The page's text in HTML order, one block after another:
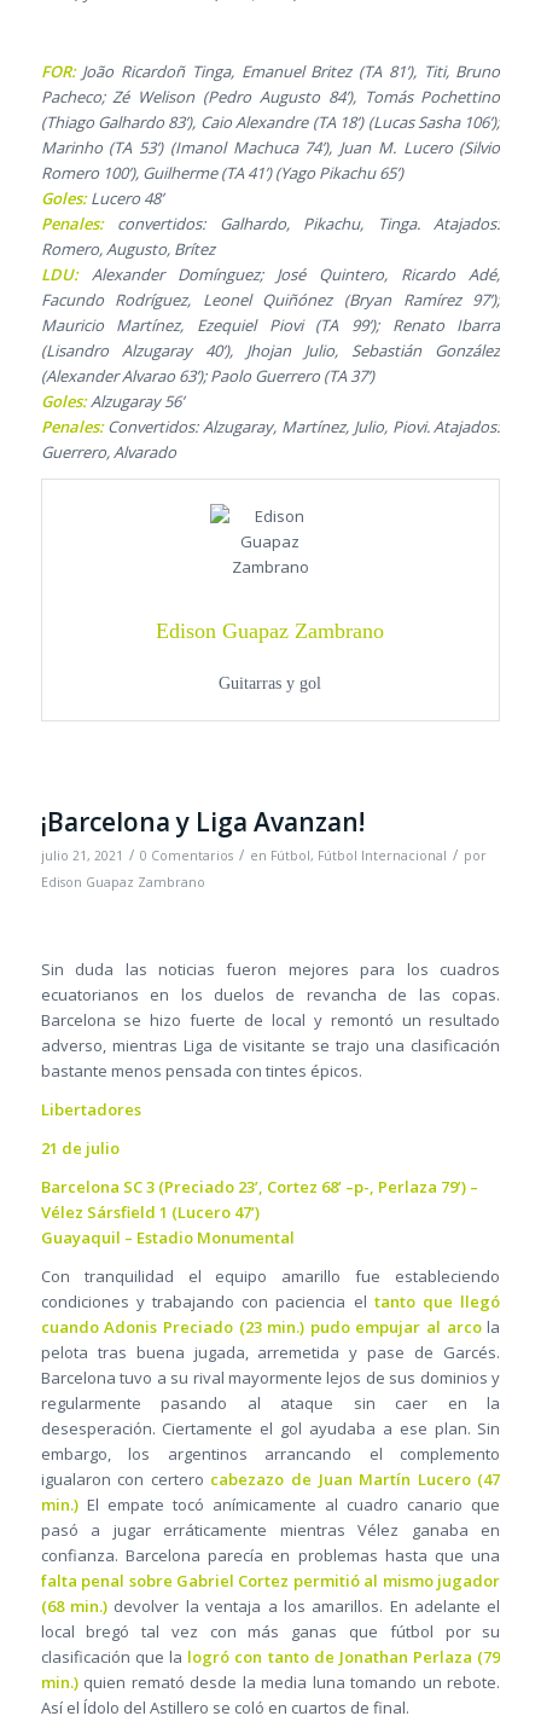
FOR:João Ricardoñ Tinga, Emanuel Britez (TA 81’), Titi, Bruno
Pacheco; Zé Welison (Pedro Augusto 84’), Tomás Pochettino
(Thiago Galhardo 83’), Caio Alexandre (TA 18’) (Lucas Sasha 106’);
Marinho (TA 53’) (Imanol Machuca 74’), Juan M. Lucero (Silvio
Romero 100’), Guilherme (TA 41’) (Yago Pikachu 65’)
Goles:Lucero 48’
Penales:convertidos: Galhardo, Pikachu, Tinga. Atajados:
Romero, Augusto, Brítez
LDU:Alexander Domínguez; José Quintero, Ricardo Adé,
Facundo Rodríguez, Leonel Quiñónez (Bryan Ramírez 97’);
Mauricio Martínez, Ezequiel Piovi (TA 99’); Renato Ibarra
(Lisandro Alzugaray 40’), Jhojan Julio, Sebastián González
(Alexander Alvarao 63’); Paolo Guerrero (TA 37’)
Goles:Alzugaray 56’
Penales:Convertidos: Alzugaray, Martínez, Julio, Piovi. Atajados:
Guerrero, Alvarado
Edison Guapaz Zambrano
Guitarras y gol
¡Barcelona y Liga Avanzan!
julio 21, 2021 / 0 Comentarios / en Fútbol, Fútbol Internacional / por
Edison Guapaz Zambrano
Sin duda las noticias fueron mejores para los cuadros
ecuatorianos en los duelos de revancha de las copas.
Barcelona se hizo fuerte de local y remontó un resultado
adverso, mientras Liga de visitante se trajo una clasificación
bastante menos pensada con tintes épicos.
Libertadores
21 de julio
Barcelona SC 3 (Preciado 23’, Cortez 68’ –p-, Perlaza 79’) –
Vélez Sársfield 1 (Lucero 47’)
Guayaquil – Estadio Monumental
Con tranquilidad el equipo amarillo fue estableciendo
condiciones y trabajando con paciencia el tanto que llegó
cuando Adonis Preciado (23 min.) pudo empujar al arcola
pelota tras buena jugada, arremetida y pase de Garcés.
Barcelona tuvo a su rival mayormente lejos de sus dominios y
regularmente pasando al ataque sin caer en la
desesperación. Ciertamente el gol ayudaba a ese plan. Sin
embargo, los argentinos arrancando el complemento
igualaron con certero cabezazo de Juan Martín Lucero (47
min.)El empate tocó anímicamente al cuadro canario que
pasó a jugar erráticamente mientras Vélez ganaba en
confianza. Barcelona parecía en problemas hasta que una
falta penal sobre Gabriel Cortez permitió al mismo jugador
(68 min.)devolver la ventaja a los amarillos. En adelante el
local bregó tal vez con más ganas que fútbol por su
clasificación que la logró con tanto de Jonathan Perlaza (79
min.)quien remató desde la media luna tomando un rebote.
Así el Ídolo del Astillero se coló en cuartos de final.